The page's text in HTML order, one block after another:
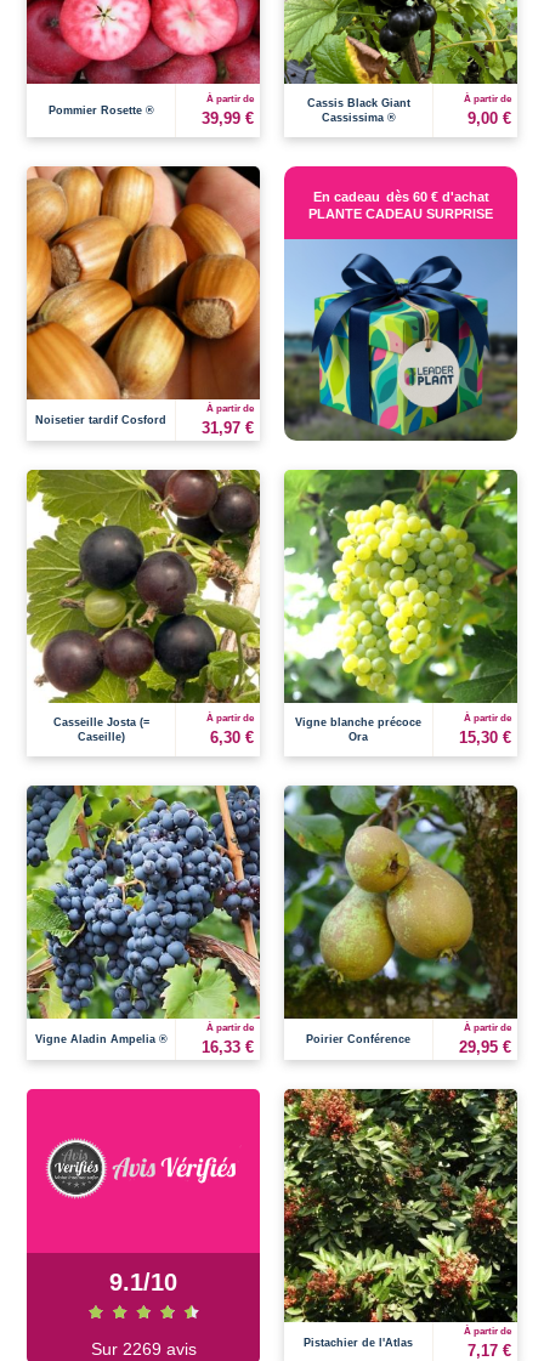
Pommier Rosette ®
À partir de
39,99 €
Cassis Black Giant
Cassissima ®
À partir de
9,00 €
Noisetier tardif Cosford
À partir de
31,97 €
En cadeau dès 60 € d'achat
PLANTE CADEAU SURPRISE
Casseille Josta (=
Caseille)
À partir de
6,30 €
Vigne blanche précoce
Ora
À partir de
15,30 €
Vigne Aladin Ampelia ®
À partir de
16,33 € Poirier Conférence
À partir de
29,95 €
9.1/10
Sur 2269 avis Pistachier de l'Atlas
À partir de
7,17 €